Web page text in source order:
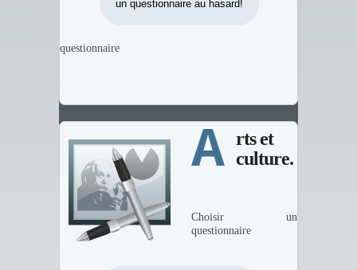
questionnaire
A rts et
culture.
Choisir un
questionnaire